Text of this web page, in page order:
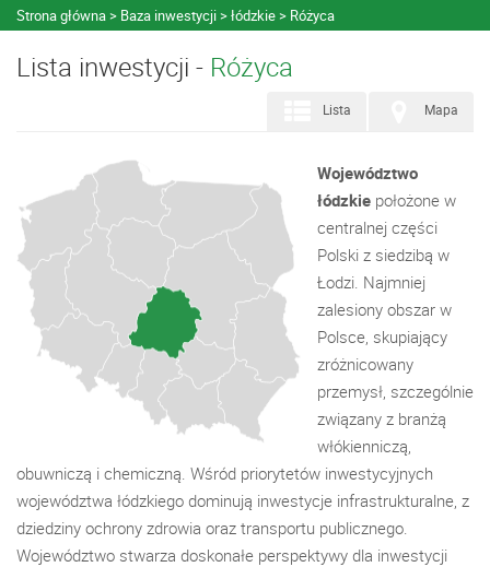
Strona główna Baza inwestycji łódzkie Różyca
Lista inwestycji - Różyca
Mapa
Lista
Województwo
łódzkie położone w
centralnej części
Polski z siedzibą w
Łodzi. Najmniej
zalesiony obszar w
Polsce, skupiający
zróżnicowany
przemysł, szczególnie
związany z branżą
włókienniczą,
obuwniczą i chemiczną. Wśród priorytetów inwestycyjnych
województwa łódzkiego dominują inwestycje infrastrukturalne, z
dziedziny ochrony zdrowia oraz transportu publicznego.
Województwo stwarza doskonałe perspektywy dla inwestycji